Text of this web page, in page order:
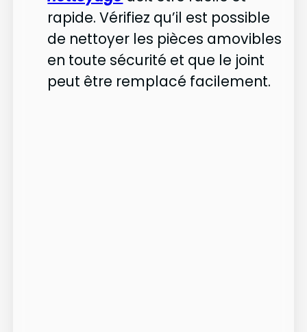
rapide. Vérifiez qu’il est possible
de nettoyer les pièces amovibles
en toute sécurité et que le joint
peut être remplacé facilement.